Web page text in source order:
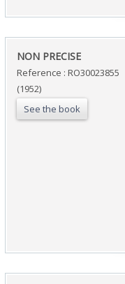
‎NON PRECISE‎
Reference : RO30023855
(1952)
See the book